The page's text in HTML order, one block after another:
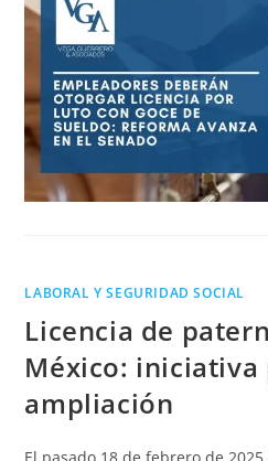
LABORAL Y SEGURIDAD SOCIAL
Licencia de
México: iniciativa
ampliación